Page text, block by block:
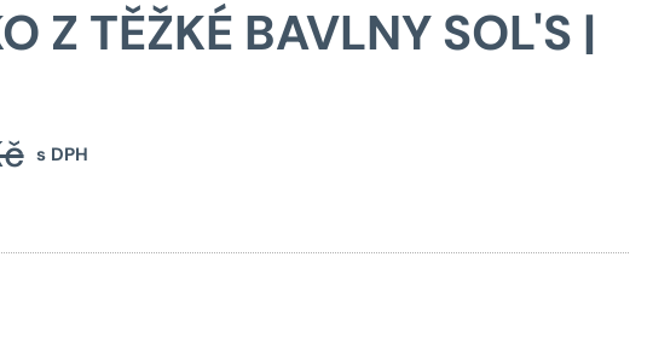
Z TĚŽKÉ BAVLNY SOL'S |
s DPHPůvodní
259 Kč.